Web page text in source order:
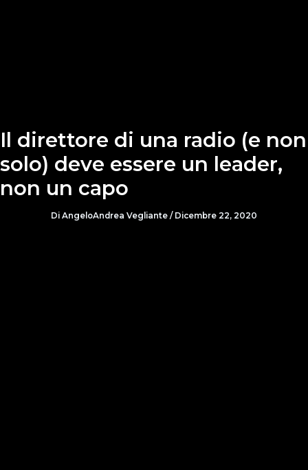
Il direttore di una radio (e non
solo) deve essere un leader,
non un capo
Di AngeloAndrea Vegliante / Dicembre 22, 2020